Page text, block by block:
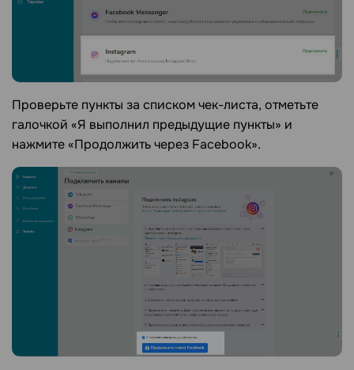
Проверьте пункты за списком чек-листа, отметьте
галочкой «Я выполнил предыдущие пункты» и
нажмите «Продолжить через Facebook».